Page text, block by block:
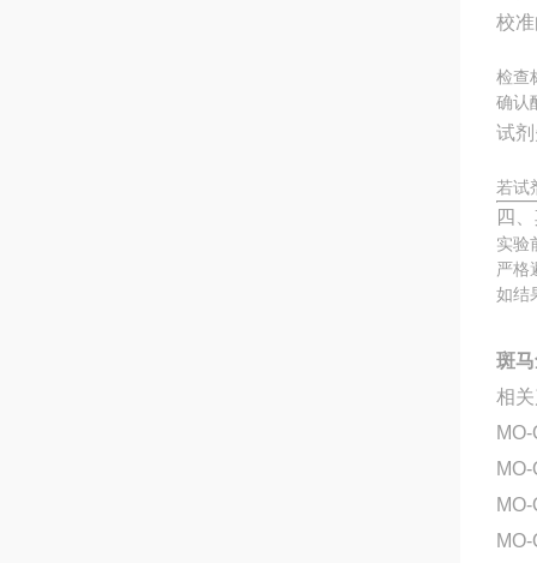
校
检查
确认
试
若试
四
实验
严格
如结
斑
相